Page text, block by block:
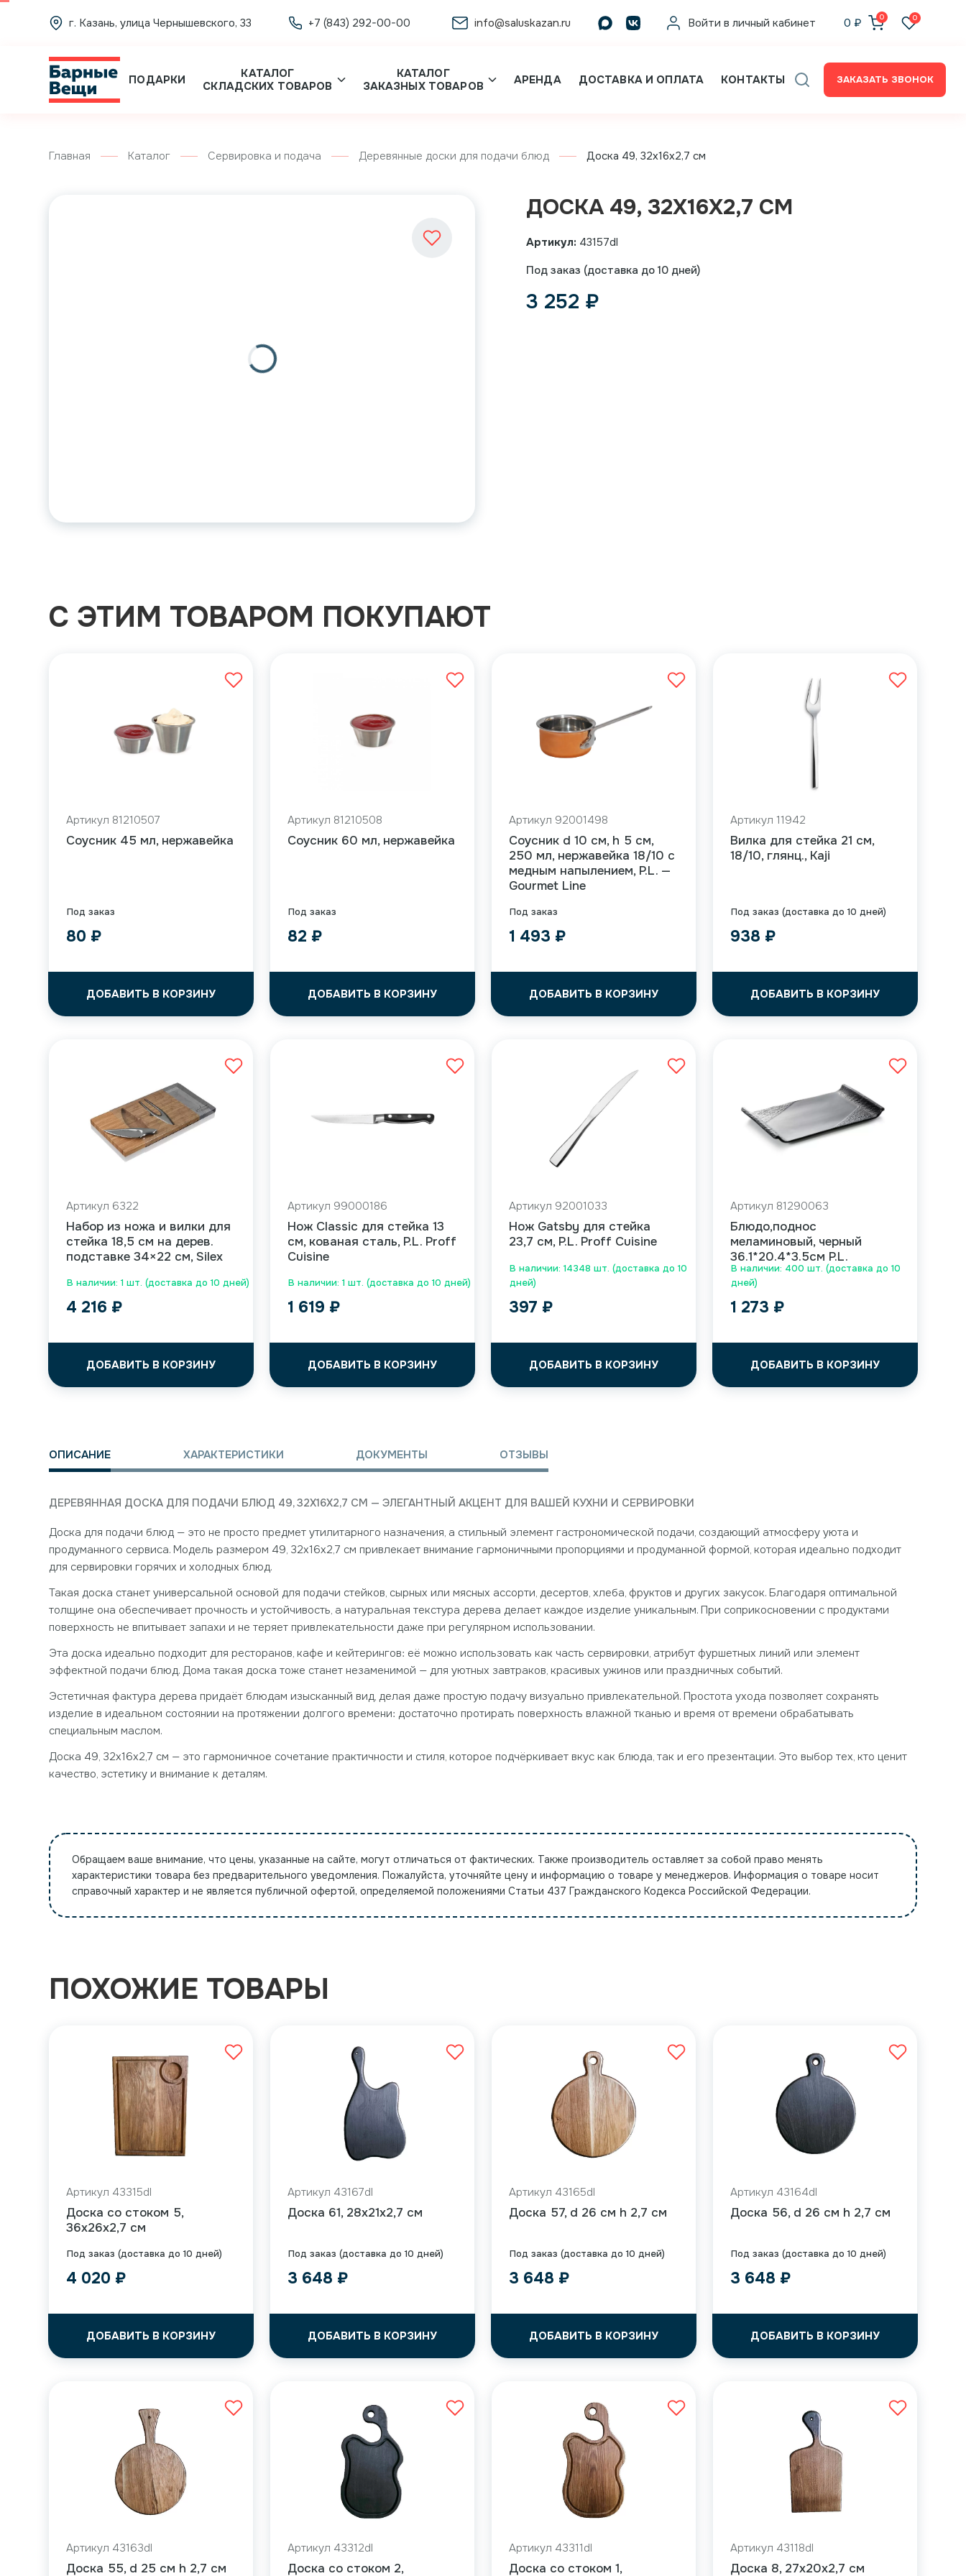
г. Казань, улица Чернышевского, 33 +7 (843) 292-00-00 info@saluskazan.ru Войти в личный кабинет 0 ₽ 0 0
ПОДАРКИ
КАТАЛОГ
СКЛАДСКИХ ТОВАРОВ
КАТАЛОГ
ЗАКАЗНЫХ ТОВАРОВ
АРЕНДА ДОСТАВКА И ОПЛАТА КОНТАКТЫ ЗАКАЗАТЬ ЗВОНОК
Главная Каталог Сервировка и подача Деревянные доски для подачи блюд Доска 49, 32x16x2,7 см
ДОСКА 49, 32X16X2,7 СМ
Артикул: 43157dl
Под заказ (доставка до 10 дней)
3 252 ₽
С ЭТИМ ТОВАРОМ ПОКУПАЮТ
Под заказ
Артикул 81210507
Соусник 45 мл, нержавейка
80 ₽
ДОБАВИТЬ В КОРЗИНУ
Под заказ
Артикул 81210508
Соусник 60 мл, нержавейка
82 ₽
ДОБАВИТЬ В КОРЗИНУ
Под заказ
Артикул 92001498
Соусник d 10 см, h 5 см,
250 мл, нержавейка 18/10 с
медным напылением, P.L. —
Gourmet Line
1 493 ₽
ДОБАВИТЬ В КОРЗИНУ
Под заказ (доставка до 10 дней)
Артикул 11942
Вилка для стейка 21 см,
18/10, глянц., Kaji
938 ₽
ДОБАВИТЬ В КОРЗИНУ
В наличии: 1 шт. (доставка до 10 дней)
Артикул 6322
Набор из ножа и вилки для
стейка 18,5 см на дерев.
подставке 34×22 см, Silex
4 216 ₽
ДОБАВИТЬ В КОРЗИНУ
В наличии: 1 шт. (доставка до 10 дней)
Артикул 99000186
Нож Classic для стейка 13
см, кованая сталь, P.L. Proff
Cuisine
1 619 ₽
ДОБАВИТЬ В КОРЗИНУ
В наличии: 14348 шт. (доставка до 10
дней)
Артикул 92001033
Нож Gatsby для стейка
23,7 см, P.L. Proff Cuisine
397 ₽
ДОБАВИТЬ В КОРЗИНУ
В наличии: 400 шт. (доставка до 10
дней)
Артикул 81290063
Блюдо,поднос
меламиновый, черный
36.1*20.4*3.5см P.L.
1 273 ₽
ДОБАВИТЬ В КОРЗИНУ
ОПИСАНИЕ ХАРАКТЕРИСТИКИ ДОКУМЕНТЫ ОТЗЫВЫ
ДЕРЕВЯННАЯ ДОСКА ДЛЯ ПОДАЧИ БЛЮД 49, 32X16X2,7 СМ — ЭЛЕГАНТНЫЙ АКЦЕНТ ДЛЯ ВАШЕЙ КУХНИ И СЕРВИРОВКИ
Доска для подачи блюд — это не просто предмет утилитарного назначения, а стильный элемент гастрономической подачи, создающий атмосферу уюта и
продуманного сервиса. Модель размером 49, 32x16x2,7 см привлекает внимание гармоничными пропорциями и продуманной формой, которая идеально подходит
для сервировки горячих и холодных блюд.
Такая доска станет универсальной основой для подачи стейков, сырных или мясных ассорти, десертов, хлеба, фруктов и других закусок. Благодаря оптимальной
толщине она обеспечивает прочность и устойчивость, а натуральная текстура дерева делает каждое изделие уникальным. При соприкосновении с продуктами
поверхность не впитывает запахи и не теряет привлекательности даже при регулярном использовании.
Эта доска идеально подходит для ресторанов, кафе и кейтерингов: её можно использовать как часть сервировки, атрибут фуршетных линий или элемент
эффектной подачи блюд. Дома такая доска тоже станет незаменимой — для уютных завтраков, красивых ужинов или праздничных событий.
Эстетичная фактура дерева придаёт блюдам изысканный вид, делая даже простую подачу визуально привлекательной. Простота ухода позволяет сохранять
изделие в идеальном состоянии на протяжении долгого времени: достаточно протирать поверхность влажной тканью и время от времени обрабатывать
специальным маслом.
Доска 49, 32x16x2,7 см — это гармоничное сочетание практичности и стиля, которое подчёркивает вкус как блюда, так и его презентации. Это выбор тех, кто ценит
качество, эстетику и внимание к деталям.
Обращаем ваше внимание, что цены, указанные на сайте, могут отличаться от фактических. Также производитель оставляет за собой право менять
характеристики товара без предварительного уведомления. Пожалуйста, уточняйте цену и информацию о товаре у менеджеров. Информация о товаре носит
справочный характер и не является публичной офертой, определяемой положениями Статьи 437 Гражданского Кодекса Российской Федерации.
ПОХОЖИЕ ТОВАРЫ
Под заказ (доставка до 10 дней)
Артикул 43315dl
Доска со стоком 5,
36x26x2,7 см
4 020 ₽
ДОБАВИТЬ В КОРЗИНУ
Под заказ (доставка до 10 дней)
Артикул 43167dl
Доска 61, 28x21x2,7 см
3 648 ₽
ДОБАВИТЬ В КОРЗИНУ
Под заказ (доставка до 10 дней)
Артикул 43165dl
Доска 57, d 26 см h 2,7 см
3 648 ₽
ДОБАВИТЬ В КОРЗИНУ
Под заказ (доставка до 10 дней)
Артикул 43164dl
Доска 56, d 26 см h 2,7 см
3 648 ₽
ДОБАВИТЬ В КОРЗИНУ
Артикул 43163dl
Доска 55, d 25 см h 2,7 см
Артикул 43312dl
Доска со стоком 2,
Артикул 43311dl
Доска со стоком 1,
Артикул 43118dl
Доска 8, 27x20x2,7 см